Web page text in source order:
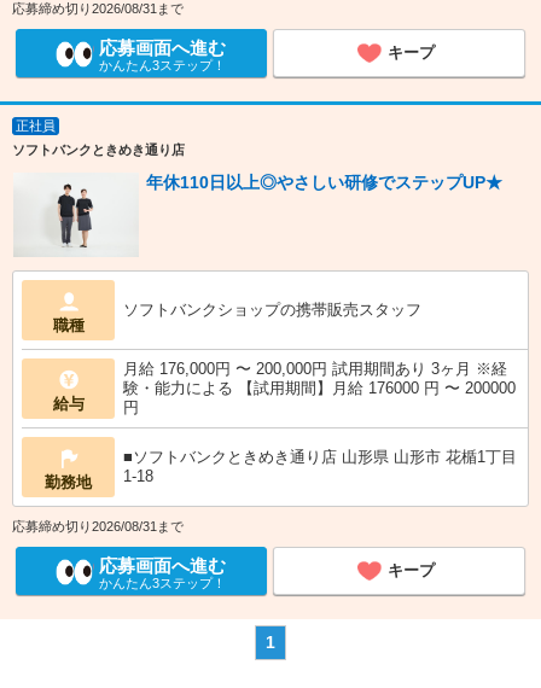
応募締め切り2026/08/31まで
応募画面へ進む
かんたん3ステップ！
キープ
正社員
ソフトバンクときめき通り店
年休110日以上◎やさしい研修でステップUP★
職種
ソフトバンクショップの携帯販売スタッフ
給与
月給 176,000円 〜 200,000円 試用期間あり 3ヶ月 ※経
験・能力による 【試用期間】月給 176000 円 〜 200000
円
勤務地
■ソフトバンクときめき通り店 山形県 山形市 花楯1丁目
1‐18
応募締め切り2026/08/31まで
応募画面へ進む
かんたん3ステップ！
キープ
1